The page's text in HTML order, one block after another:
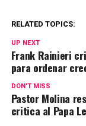
RELATED TOPICS:
UP NEXT
Frank Rainieri
para ordenar
DON'T MISS
Pastor Molina
critica al Papa